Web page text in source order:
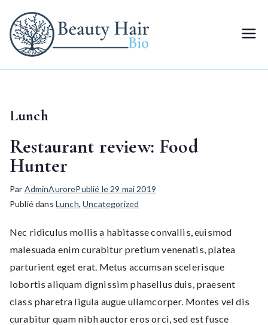
contenu
Lunch
Restaurant review: Food
Hunter
Par AdminAurorePublié le 29 mai 2019
Publié dans Lunch,Uncategorized
Nec ridiculus mollis a habitasse convallis, euismod
malesuada enim curabitur pretium venenatis, platea
parturient eget erat. Metus accumsan scelerisque
lobortis aliquam dignissim phasellus duis, praesent
class pharetra ligula augue ullamcorper. Montes vel dis
curabitur quam nibh auctor eros orci, sed est fusce